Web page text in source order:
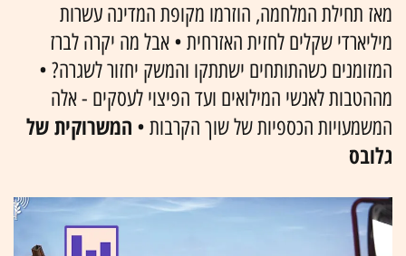
מאז תחילת המלחמה, הוזרמו מקופת המדינה עשרות
מיליארדי שקלים לחזית האזרחית • אבל מה יקרה לברז
המזומנים כשהתותחים ישתתקו והמשק יחזור לשגרה? •
מההטבות לאנשי המילואים ועד הפיצוי לעסקים - אלה
המשמעויות הכספיות של שוך הקרבות • המשרוקית של
גלובס